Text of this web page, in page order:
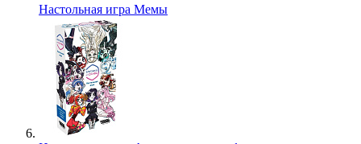
Настольная игра Мемы